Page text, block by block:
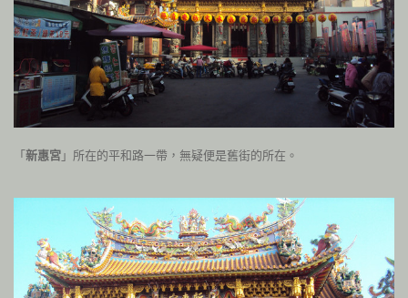
「新惠宮 」所在的平和路一帶，無疑便是舊街的所在 。